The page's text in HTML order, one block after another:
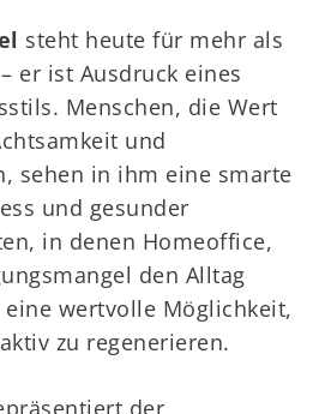
steht heute für mehr als
er ist Ausdruck eines
Menschen, die Wert
und
sehen in ihm eine smarte
und gesunder
in denen Homeoffice,
den Alltag
wertvolle Möglichkeit,
zu regenerieren.
der